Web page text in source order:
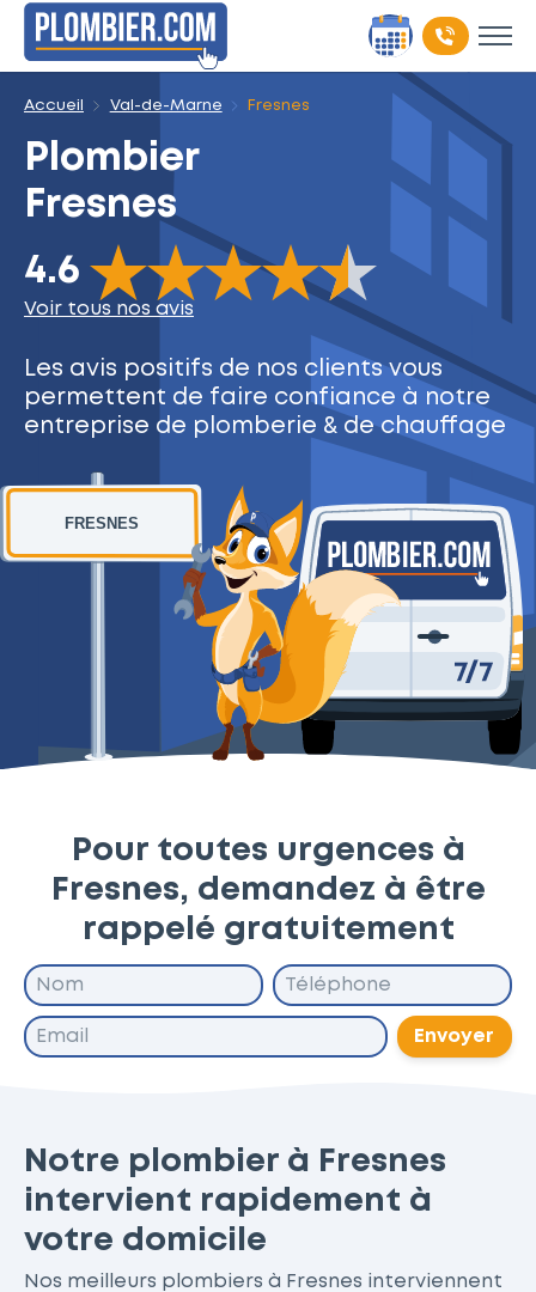
Accueil Val-de-Marne Fresnes
Plombier
Fresnes
4.6
The rating of this product is 4.6out of 5
Voir tous nos avis
Les avis positifs de nos clientsvous
permettent de faire confiance à notre
entreprise de plomberie & de chauffage
FRESNES
Pour toutes urgences à
Fresnes, demandez à être
rappelé gratuitement
Envoyer
Notre plombier à Fresnes
intervient rapidement à
votre domicile
Nos meilleurs plombiers à Fresnes interviennent